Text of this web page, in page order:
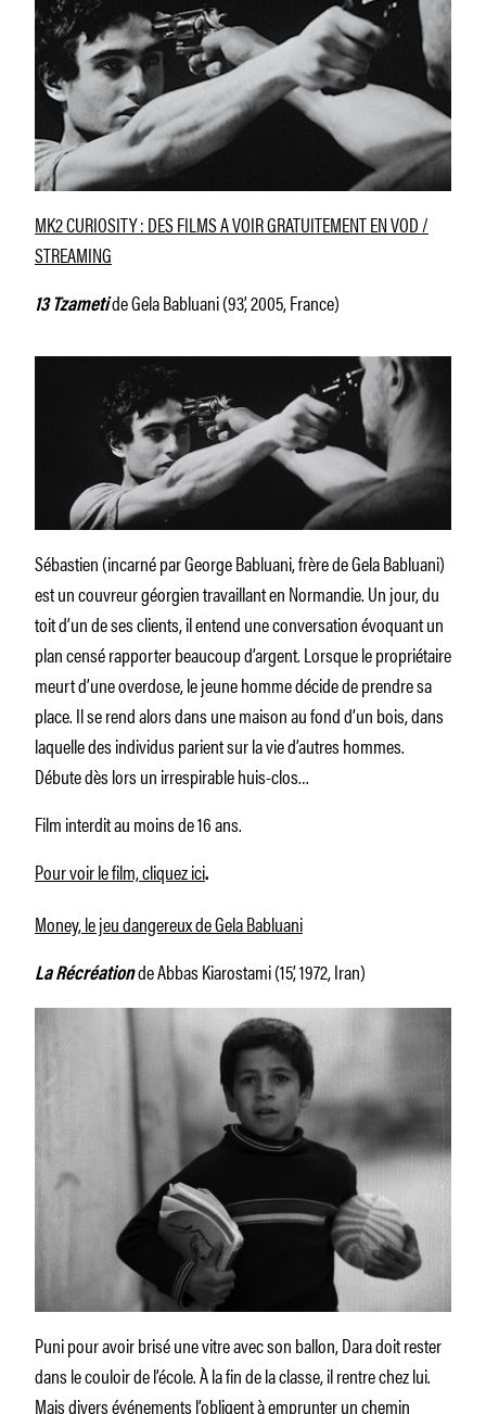
MK2 CURIOSITY : DES FILMS A VOIR GRATUITEMENT EN VOD /
STREAMING
13 Tzametide Gela Babluani (93’, 2005, France)
Sébastien (incarné par George Babluani, frère de Gela Babluani)
est un couvreur géorgien travaillant en Normandie. Un jour, du
toit d’un de ses clients, il entend une conversation évoquant un
plan censé rapporter beaucoup d’argent. Lorsque le propriétaire
meurt d’une overdose, le jeune homme décide de prendre sa
place. Il se rend alors dans une maison au fond d’un bois, dans
laquelle des individus parient sur la vie d’autres hommes.
Débute dès lors un irrespirable huis-clos…
Film interdit au moins de 16 ans.
Pour voir le film, cliquez ici.
Money, le jeu dangereux de Gela Babluani
La Récréationde Abbas Kiarostami (15’, 1972, Iran)
Puni pour avoir brisé une vitre avec son ballon, Dara doit rester
dans le couloir de l’école. À la fin de la classe, il rentre chez lui.
Mais divers événements l’obligent à emprunter un chemin